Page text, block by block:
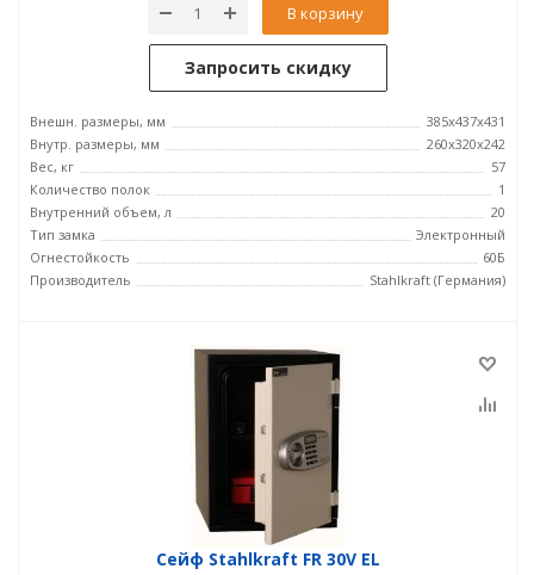
В корзину
Запросить скидку
Внешн. размеры, мм
385х437х431
Внутр. размеры, мм
260х320х242
Вес, кг
57
Количество полок
1
Внутренний объем, л
20
Тип замка
Электронный
Огнестойкость
60Б
Производитель
Stahlkraft (Германия)
Сейф Stahlkraft FR 30V EL